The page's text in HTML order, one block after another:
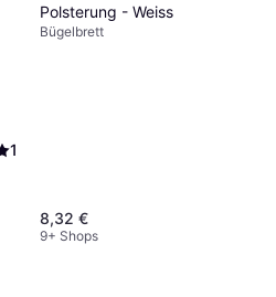
1
Polsterung - Weiss
Bügelbrett
8,32 €
9+ Shops